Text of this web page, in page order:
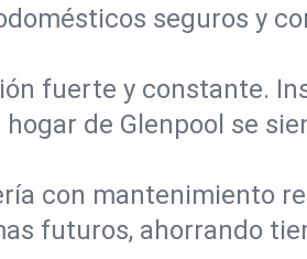
seguros y
fuerte y constante.
de Glenpool se
con mantenimiento
futuros, ahorrando